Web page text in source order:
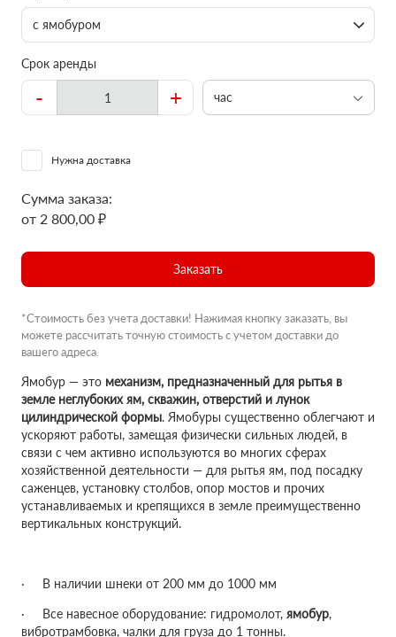
с ямобуром
Срок аренды
- + час
Нужна доставка
Сумма заказа:
от 2 800,00 ₽
Заказать
*Стоимость без учета доставки! Нажимая кнопку заказать, вы
можете рассчитать точную стоимость с учетом доставки до
вашего адреса.
Ямобур — это механизм, предназначенный для рытья в
земле неглубоких ям, скважин, отверстий и лунок
цилиндрической формы. Ямобуры существенно облегчают и
ускоряют работы, замещая физически сильных людей, в
связи с чем активно используются во многих сферах
хозяйственной деятельности — для рытья ям, под посадку
саженцев, установку столбов, опор мостов и прочих
устанавливаемых и крепящихся в земле преимущественно
вертикальных конструкций.
· В наличии шнеки от 200 мм до 1000 мм
· Все навесное оборудование: гидромолот, ямобур,
вибротрамбовка, чалки для груза до 1 тонны.